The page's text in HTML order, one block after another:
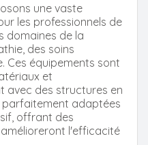
une vaste
les professionnels de
domaines de la
des soins
Ces équipements sont
et
avec des structures en
parfaitement adaptées
offrant des
l'efficacité